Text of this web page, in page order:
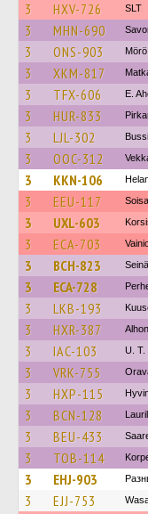
3 HXV-726 SLT
3 MHN-690
3 ONS-903 Mörö
3 XKM-817
3 TFX-606 E.
3 HUR-833
3 LJL-302
3 OOC-312
3 KKN-106
3 EEU-117
3 UXL-603
3 ECA-703
3 BCH-823
3 ECA-728
3 LKB-193
3 HXR-387
3 IAC-103 U. T.
3 VRK-755
3 HXP-115
3 BCN-128
3 BEU-433
3 TOB-114
3 EHJ-903
3 EJJ-753